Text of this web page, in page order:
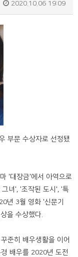
2020.10.06 19:09
부문 수상자로 선정됐
'대장금'에서 아역으로
녀', '조작된 도시', '특
년 3월 영화 '신문기
을 수상했다.
준히 배우생활을 이어
배우를 2020년 도전